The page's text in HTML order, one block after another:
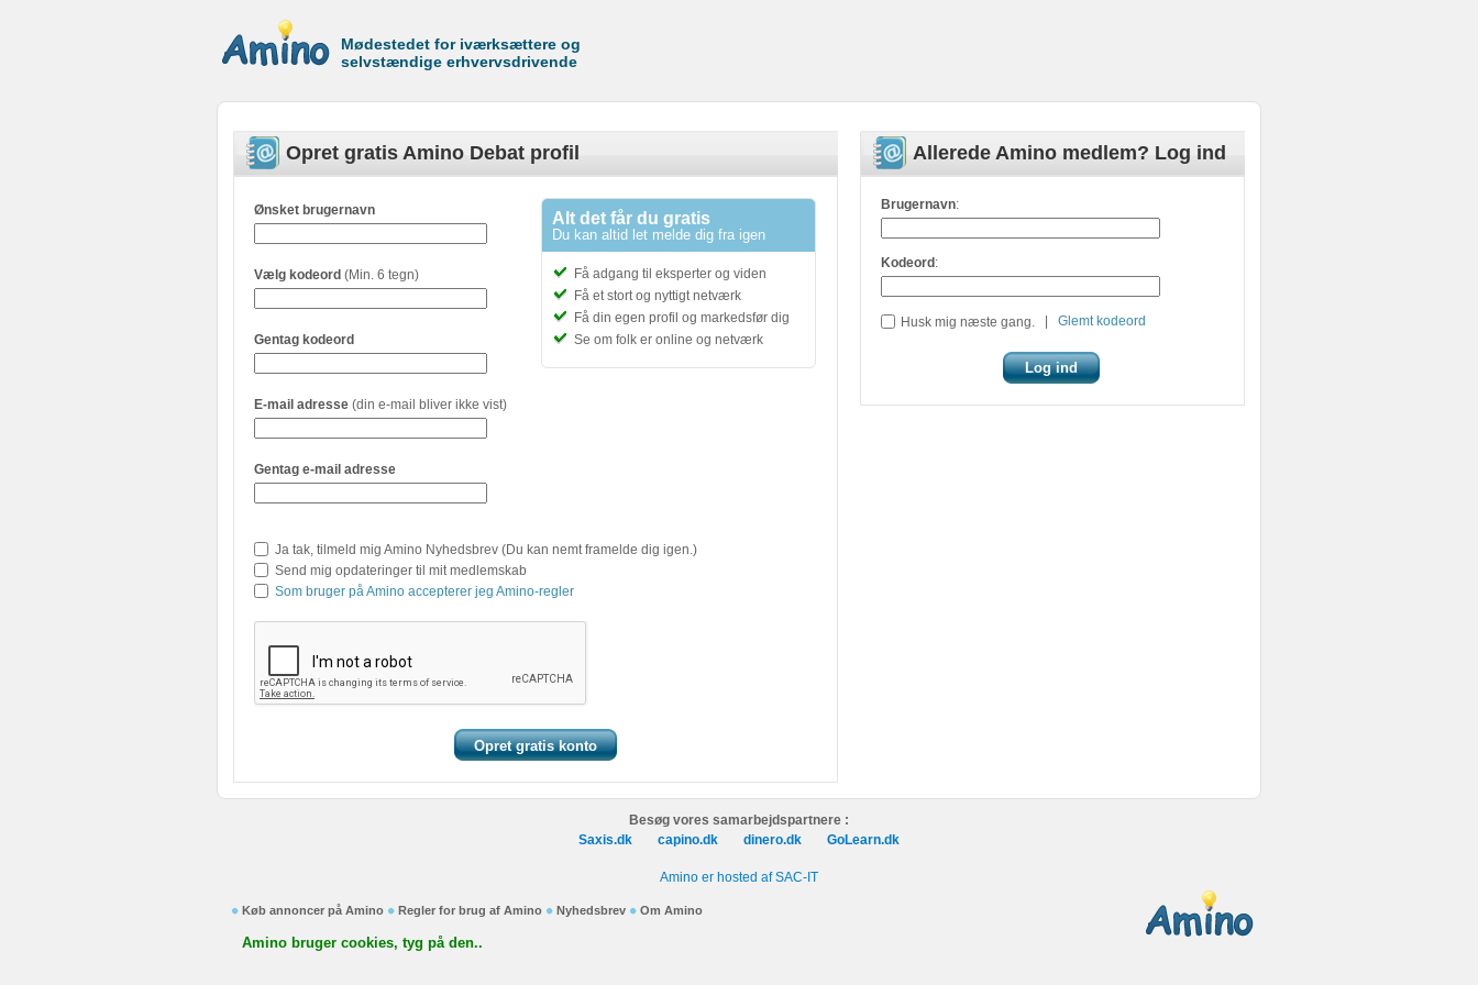
Mødestedet for iværksættere og
selvstændige erhvervsdrivende
Allerede Amino medlem? Log ind
Brugernavn:
Kodeord :
Husk mig næste gang. Glemt kodeord
Opret gratis Amino Debat profil
Alt det får du gratis
Du kan altid let melde dig fra igen
Få adgang til eksperter og viden
Få et stort og nyttigt netværk
Få din egen profil og markedsfør dig
Se om folk er online og netværk
Ønsket brugernavn
Vælg kodeord (Min. 6 tegn)
Gentag kodeord
E-mail adresse (din e-mail bliver ikke vist)
Gentag e-mail adresse
Ja tak, tilmeld mig Amino Nyhedsbrev (Du kan nemt framelde dig igen.)
Send mig opdateringer til mit medlemskab
Som bruger på Amino accepterer jeg Amino-regler
Besøg vores samarbejdspartnere :
Saxis.dk
capino.dk dinero.dk GoLearn.dk
Amino er hosted af SAC-IT
Køb annoncer på Amino Regler for brug af Amino Nyhedsbrev Om Amino
Amino bruger cookies, tyg på den..